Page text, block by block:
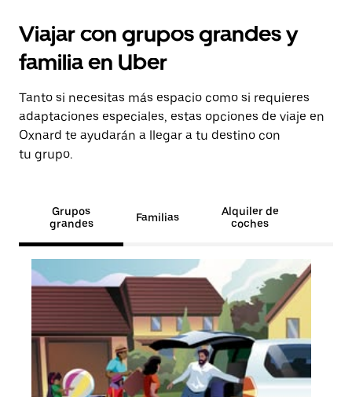
Viajar con grupos grandes y
familia en Uber
Tanto si necesitas más espacio como si requieres
adaptaciones especiales, estas opciones de viaje en
Oxnard te ayudarán a llegar a tu destino con
tu grupo.
Grupos
grandes
Familias
Alquiler de
coches